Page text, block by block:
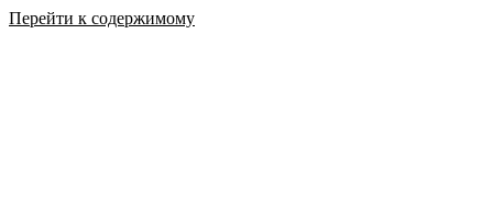
Перейти к содержимому